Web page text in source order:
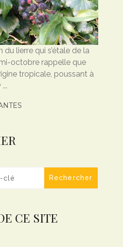
lierre qui s’étale de la
octobre rappelle que
tropicale, poussant à
CE SITE